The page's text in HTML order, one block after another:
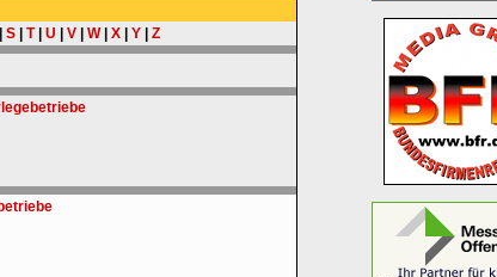
S| T| U V| W| X| Y| Z